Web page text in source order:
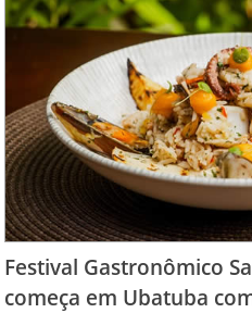
Festival Gastronômico
começa em Ubatuba